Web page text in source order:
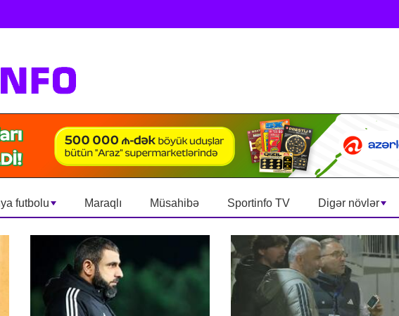
futbolu Maraqlı Müsahibə Sportinfo TV Digər növlər